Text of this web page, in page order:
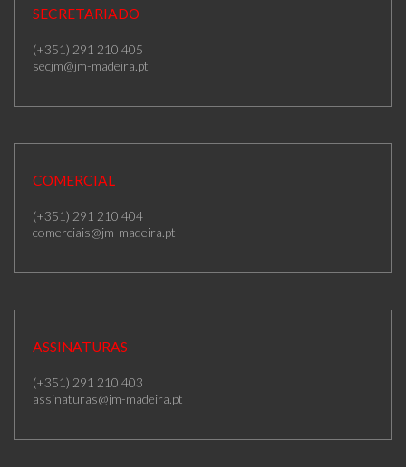
SECRETARIADO
(+351) 291 210 405
secjm@jm-madeira.pt
COMERCIAL
(+351) 291 210 404
comerciais@jm-madeira.pt
ASSINATURAS
(+351) 291 210 403
assinaturas@jm-madeira.pt